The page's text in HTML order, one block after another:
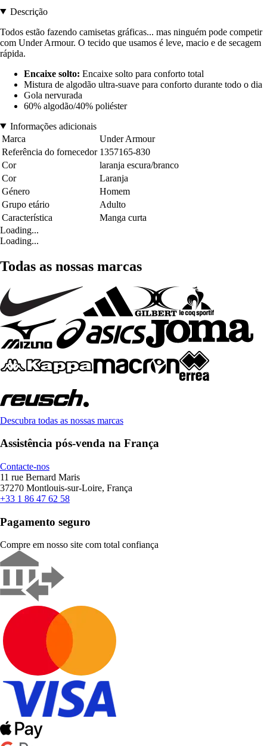
Descrição
Todos estão fazendo camisetas gráficas... mas ninguém pode competir
com Under Armour. O tecido que usamos é leve, macio e de secagem
rápida.
Encaixe solto: Encaixe solto para conforto total
Mistura de algodão ultra-suave para conforto durante todo o dia
Gola nervurada
60% algodão/40% poliéster
Informações adicionais
Marca
Under Armour
Referência do fornecedor 1357165-830
Cor
laranja escura/branco
Cor
Laranja
Género
Homem
Grupo etário
Adulto
Característica
Manga curta
Loading...
Loading...
Todas as nossas marcas
Descubra todas as nossas marcas
Assistência pós-venda na França
Contacte-nos
11 rue Bernard Maris
37270 Montlouis-sur-Loire, França
+33 1 86 47 62 58
Pagamento seguro
Compre em nosso site com total confiança